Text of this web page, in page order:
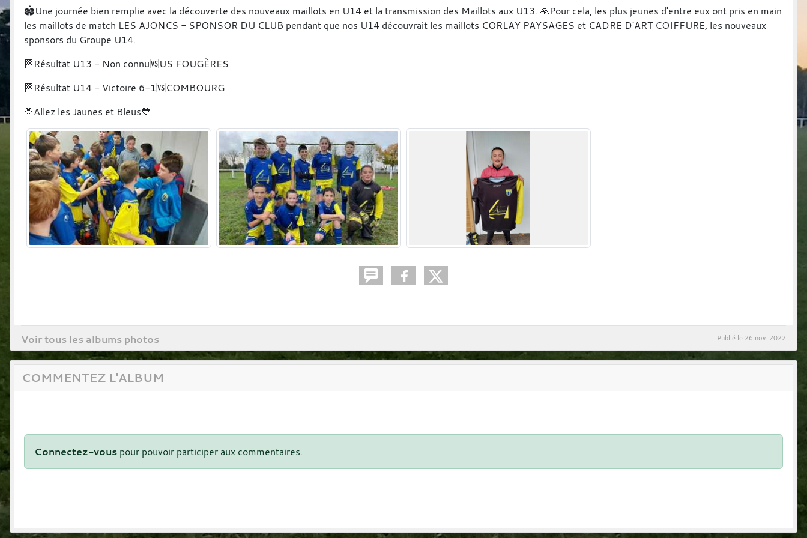
🏟Une journée bien remplie avec la découverte des nouveaux maillots en U14 et la transmission des Maillots aux U13. 🙏Pour cela, les plus jeunes d'entre eux ont pris en main
les maillots de match LES AJONCS - SPONSOR DU CLUB pendant que nos U14 découvrait les maillots CORLAY PAYSAGES et CADRE D'ART COIFFURE, les nouveaux
sponsors du Groupe U14.
🏁Résultat U13 - Non connu🆚️US FOUGÈRES
🏁Résultat U14 - Victoire 6-1🆚️COMBOURG
💛Allez les Jaunes et Bleus💙
Voir tous les albums photos Publié le 26 nov. 2022
COMMENTEZ L'ALBUM
Connectez-vous pour pouvoir participer aux commentaires.